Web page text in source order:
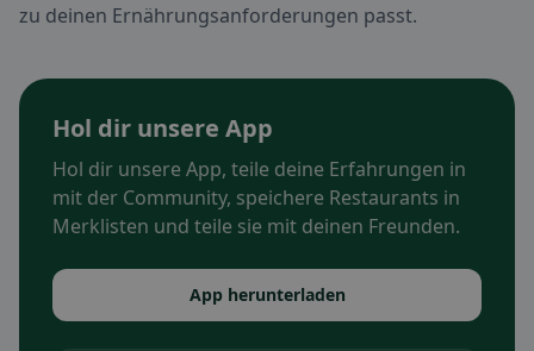
zu deinen Ernährungsanforderungen passt.
Hol dir unsere App
Hol dir unsere App, teile deine Erfahrungen in
mit der Community, speichere Restaurants in
Merklisten und teile sie mit deinen Freunden.
App herunterladen